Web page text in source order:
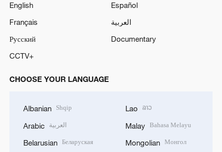
English
Español
Français
العربية
Русский
Documentary
CCTV+
CHOOSE YOUR LANGUAGE
Albanian Shqip
Arabic العربية
Belarusian Беларуская
Lao ລາວ
Malay Bahasa Melayu
Mongolian Монгол